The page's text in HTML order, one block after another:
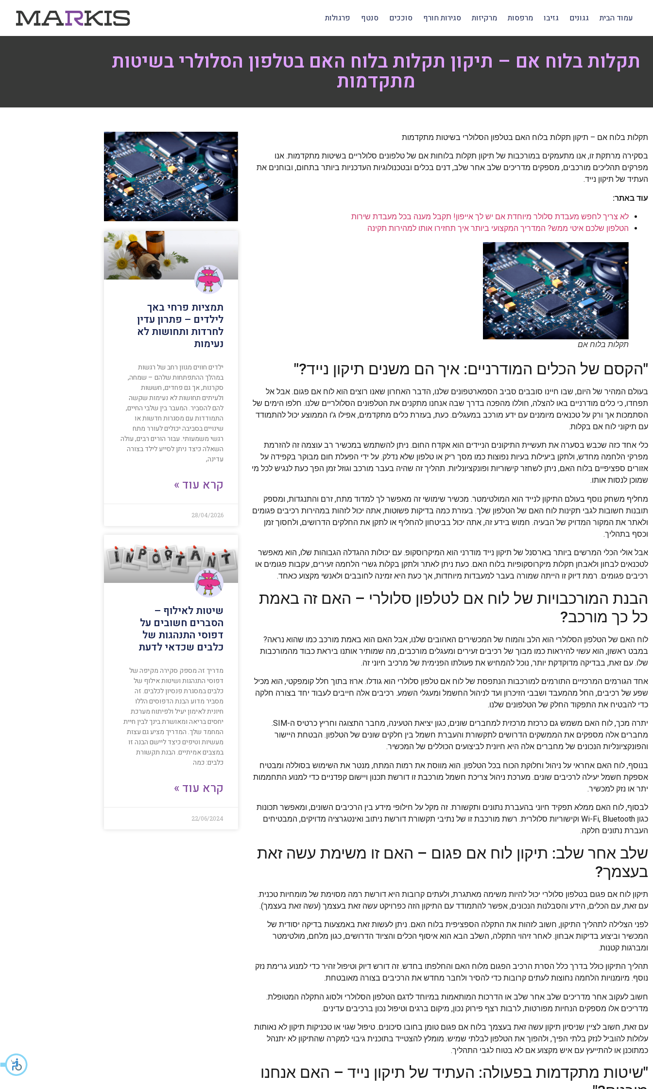
עמוד הבית גגונים גזיבו מרפסות מרקיזות סגירות חורף סוככים סנטף פרגולות
תקלות בלוח אם – תיקון תקלות בלוח האם בטלפון הסלולרי בשיטות
מתקדמות
תקלות בלוח אם – תיקון תקלות בלוח האם בטלפון הסלולרי בשיטות מתקדמות
בסקירה מרתקת זו, אנו מתעמקים במורכבות של תיקון תקלות בלוחות אם של טלפונים סלולריים בשיטות מתקדמות. אנו
מפרקים תהליכים מורכבים, מספקים מדריכים שלב אחר שלב, דנים בכלים ובטכנולוגיות העדכניות ביותר בתחום, ובוחנים את
העתיד של תיקון נייד.
עוד באתר:
לא צריך לחפש מעבדת סלולר מיוחדת אם יש לך אייפון! תקבל מענה בכל מעבדת שירות
הטלפון שלכם איטי ממש? המדריך המקצועי ביותר איך תחזירו אותו למהירות תקינה
תקלות בלוח אם
"הקסם של הכלים המודרניים: איך הם משנים תיקון נייד?"
בעולם המהיר של היום, שבו חיינו סובבים סביב הסמארטפונים שלנו, הדבר האחרון שאנו רוצים הוא לוח אם פגום. אבל אל
תפחדו, כי כלים מודרניים באו להצלה, חוללו מהפכה בדרך שבה אנחנו מתקנים את הטלפונים הסלולריים שלנו. חלפו הימים של
הסתמכות אך ורק על טכנאים מיומנים עם ידע מורכב במעגלים. כעת, בעזרת כלים מתקדמים, אפילו ג'ו הממוצע יכול להתמודד
עם תיקוני לוח אם בקלות.
כלי אחד כזה שכבש בסערה את תעשיית התיקונים הניידים הוא אקדח החום. ניתן להשתמש במכשיר רב עוצמה זה להזרמת
מפרקי הלחמה מחדש, ולתקן ביעילות בעיות נפוצות כמו מסך ריק או טלפון שלא נדלק. על ידי הפעלת חום מבוקר בקפידה על
אזורים ספציפיים בלוח האם, ניתן לשחזר קישוריות ופונקציונליות. תהליך זה שהיה בעבר מורכב וגוזל זמן הפך כעת לנגיש לכל מי
שמוכן לנסות אותו.
מחליף משחק נוסף בעולם התיקון לנייד הוא המולטימטר. מכשיר שימושי זה מאפשר לך למדוד מתח, זרם והתנגדות, ומספק
תובנות חשובות לגבי תקינות לוח האם של הטלפון שלך. בעזרת כמה בדיקות פשוטות, אתה יכול לזהות במהירות רכיבים פגומים
ולאתר את המקור המדויק של הבעיה. חמוש בידע זה, אתה יכול בביטחון להחליף או לתקן את החלקים הדרושים, ולחסוך זמן
וכסף בתהליך.
אבל אולי הכלי המרשים ביותר בארסנל של תיקון נייד מודרני הוא המיקרוסקופ. עם יכולות ההגדלה הגבוהות שלו, הוא מאפשר
לטכנאים לבחון ולאבחן תקלות מיקרוסקופיות בלוח האם. כעת ניתן לאתר ולתקן בקלות גשרי הלחמה זעירים, עקבות פגומים או
רכיבים פגומים. רמת דיוק זו הייתה שמורה בעבר למעבדות מיוחדות, אך כעת היא זמינה לחובבים ולאנשי מקצוע כאחד.
הבנת המורכבויות של לוח אם לטלפון סלולרי – האם זה באמת
כל כך מורכב?
לוח האם של הטלפון הסלולרי הוא הלב והמוח של המכשירים האהובים שלנו, אבל האם הוא באמת מורכב כמו שהוא נראה?
במבט ראשון, הוא עשוי להיראות כמו מבוך של רכיבים זעירים ומעגלים מורכבים, מה שמותיר אותנו ביראת כבוד מהמורכבות
שלו. עם זאת, בבדיקה מדוקדקת יותר, נוכל להמחיש את פעולתו הפנימית של מרכיב חיוני זה.
אחד הגורמים המרכזיים התורמים למורכבות הנתפסת של לוח אם טלפון סלולרי הוא גודלו. ארוז בתוך חלל קומפקטי, הוא מכיל
שפע של רכיבים, החל מהמעבד ושבבי הזיכרון ועד לניהול החשמל ומעגלי השמע. רכיבים אלה חייבים לעבוד יחד בצורה חלקה
כדי להבטיח את התפקוד החלק של הטלפונים שלנו.
יתרה מכך, לוח האם משמש גם כרכזת מרכזית למחברים שונים, כגון יציאת הטעינה, מחבר התצוגה וחריץ כרטיס ה-SIM.
מחברים אלה מספקים את הממשקים הדרושים לתקשורת והעברת חשמל בין חלקים שונים של הטלפון. הבטחת היישור
והפונקציונליות הנכונים של מחברים אלה היא חיונית לביצועים הכוללים של המכשיר.
בנוסף, לוח האם אחראי על ניהול וחלוקת הכוח בכל הטלפון. הוא מווסת את רמות המתח, מנטר את השימוש בסוללה ומבטיח
אספקת חשמל יעילה לרכיבים שונים. מערכת ניהול צריכת חשמל מורכבת זו דורשת תכנון ויישום קפדניים כדי למנוע התחממות
יתר או נזק למכשיר.
לבסוף, לוח האם ממלא תפקיד חיוני בהעברת נתונים ותקשורת. זה מקל על חילופי מידע בין הרכיבים השונים, ומאפשר תכונות
כגון Wi-Fi, Bluetooth וקישוריות סלולרית. רשת מורכבת זו של נתיבי תקשורת דורשת ניתוב ואינטגרציה מדויקים, המבטיחים
העברת נתונים חלקה.
שלב אחר שלב: תיקון לוח אם פגום – האם זו משימת עשה זאת
בעצמך?
תיקון לוח אם פגום בטלפון סלולרי יכול להיות משימה מאתגרת, ולעתים קרובות היא דורשת רמה מסוימת של מומחיות טכנית.
עם זאת, עם הכלים, הידע והסבלנות הנכונים, אפשר להתמודד עם התיקון הזה כפרויקט עשה זאת בעצמך (עשה זאת בעצמך).
לפני הצלילה לתהליך התיקון, חשוב לזהות את התקלה הספציפית בלוח האם. ניתן לעשות זאת באמצעות בדיקה יסודית של
המכשיר וביצוע בדיקות אבחון. לאחר זיהוי התקלה, השלב הבא הוא איסוף הכלים והציוד הדרושים, כגון מלחם, מולטימטר
ומברגות קטנות.
תהליך התיקון כולל בדרך כלל הסרת הרכיב הפגום מלוח האם והחלפתו בחדש. זה דורש דיוק וטיפול זהיר כדי למנוע גרימת נזק
נוסף. מיומנויות הלחמה נחוצות לעתים קרובות כדי להסיר ולחבר מחדש את הרכיבים בצורה מאובטחת.
חשוב לעקוב אחר מדריכים שלב אחר שלב או הדרכות המותאמות במיוחד לדגם הטלפון הסלולרי ולסוג התקלה המטופלת.
מדריכים אלו מספקים הנחיות מפורטות, לרבות רצף פירוק נכון, מיקום ברגים וטיפול נכון ברכיבים עדינים.
עם זאת, חשוב לציין שניסיון תיקון עשה זאת בעצמך בלוח אם פגום טומן בחובו סיכונים. טיפול שגוי או טכניקות תיקון לא נאותות
עלולות להוביל לנזק בלתי הפיך, ולהפוך את הטלפון לבלתי שמיש. מומלץ להצטייד בתוכנית גיבוי למקרה שהתיקון לא יתנהל
כמתוכנן או להתייעץ עם איש מקצוע אם לא בטוח לגבי התהליך.
"שיטות מתקדמות בפעולה: העתיד של תיקון נייד – האם אנחנו
תמציות פרחי באך
לילדים – פתרון עדין
לחרדות ותחושות לא
נעימות
ילדים חווים מגוון רחב של רגשות
במהלך ההתפתחות שלהם – שמחה,
סקרנות, אך גם פחדים, חששות
ולעיתים תחושות לא נעימות שקשה
להם להסביר. המעבר בין שלבי החיים,
התמודדות עם מסגרות חדשות או
שינויים בסביבה יכולים לעורר מתח
רגשי משמעותי. עבור הורים רבים, עולה
השאלה כיצד ניתן לסייע לילד בצורה
עדינה,
קרא עוד »
28/04/2026
שיטות לאילוף –
הסברים חשובים על
דפוסי התנהגות של
כלבים שכדאי לדעת
מדריך זה מספק סקירה מקיפה של
דפוסי התנהגות ושיטות אילוף של
כלבים במסגרת פנסיון לכלבים. זה
מסביר מדוע הבנת הדפוסים הללו
חיונית לאימון יעיל ולפיתוח מערכת
יחסים בריאה ומאושרת בינך לבין חיית
המחמד שלך. המדריך מציע גם עצות
מעשיות וטיפים כיצד ליישם הבנה זו
במצבים אמיתיים. הבנת תקשורת
כלבים: כמה
קרא עוד »
22/06/2024